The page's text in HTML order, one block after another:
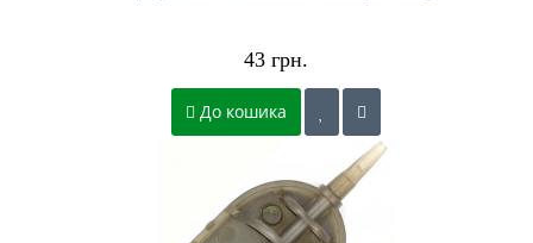
43 грн.
До кошика